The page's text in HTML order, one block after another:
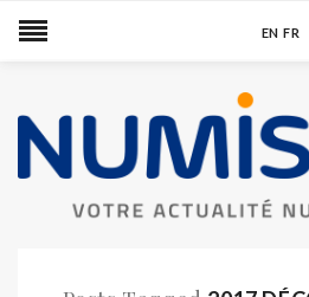
EN FR